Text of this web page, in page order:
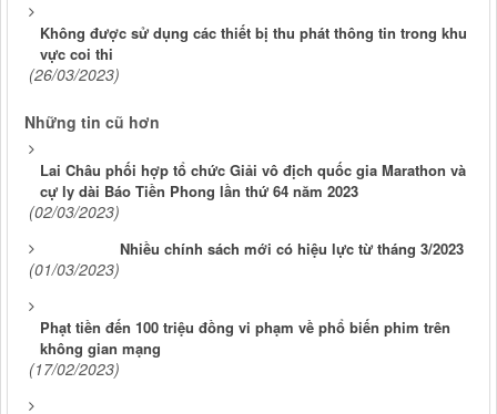
Không được sử dụng các thiết bị thu phát thông tin trong khu
vực coi thi
(26/03/2023)
Những tin cũ hơn
Lai Châu phối hợp tổ chức Giải vô địch quốc gia Marathon và
cự ly dài Báo Tiền Phong lần thứ 64 năm 2023
(02/03/2023)
Nhiều chính sách mới có hiệu lực từ tháng 3/2023
(01/03/2023)
Phạt tiền đến 100 triệu đồng vi phạm về phổ biến phim trên
không gian mạng
(17/02/2023)